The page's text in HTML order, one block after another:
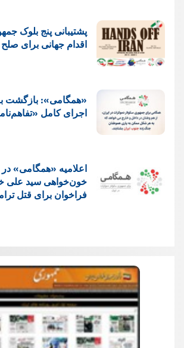
پشتيبانی پنج بلوک
اقدام جهانی برای صلح
«همگامی»: بازگشت
اجرای کامل
اعلامیه «همگامی»
خون‌خواهی سید علی
فراخوان برای قتل